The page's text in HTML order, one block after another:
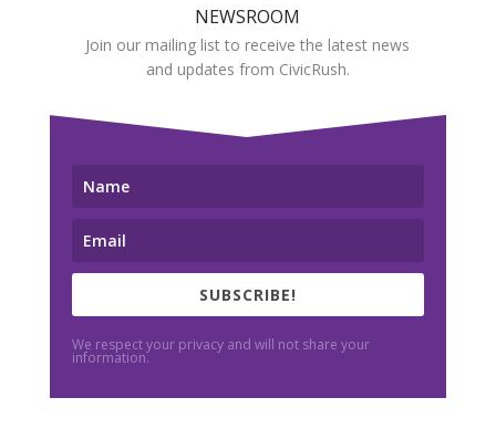
NEWSROOM
Join our mailing list to receive the latest news
and updates from CivicRush.
SUBSCRIBE!
We respect your privacy and will not share your
information.